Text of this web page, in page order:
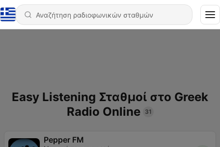
Easy Listening Σταθμοί στο Greek
Radio Online
31
Pepper FM